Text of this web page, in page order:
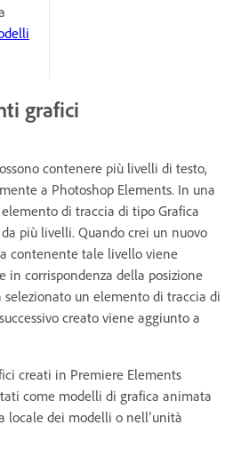
grafici
contenere più livelli di testo,
a Photoshop Elements. In una
di traccia di tipo Grafica
più livelli. Quando crei un nuovo
contenente tale livello viene
in corrispondenza della posizione
selezionato un elemento di traccia di
creato viene aggiunto a
creati in Premiere Elements
come modelli di grafica animata
locale dei modelli o nell’unità